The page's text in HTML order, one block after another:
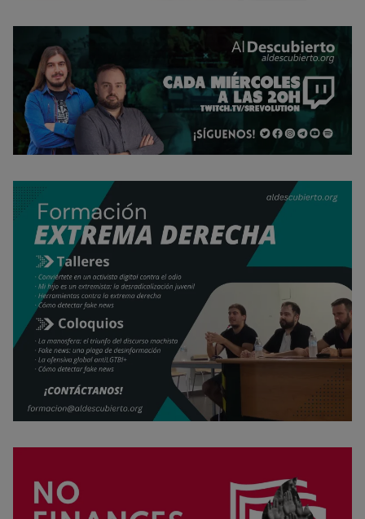
Rechazar cookies Política de cookies